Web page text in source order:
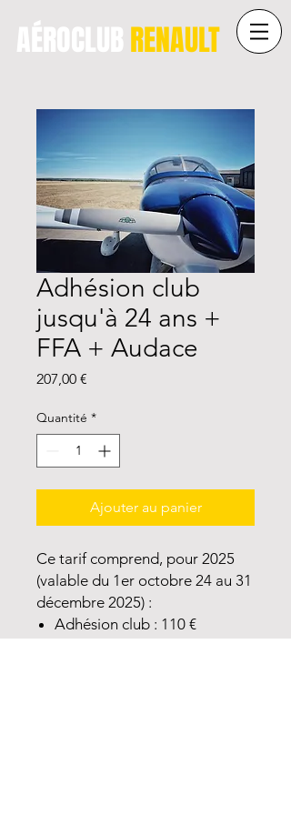
AÉROCLUBRENAULT
Adhésion club
jusqu'à 24 ans +
FFA + Audace
207,00 €
Quantité *
Ajouter au panier
Ce tarif comprend, pour 2025
(valable du 1er octobre 24 au 31
décembre 2025) :
Adhésion club : 110 €